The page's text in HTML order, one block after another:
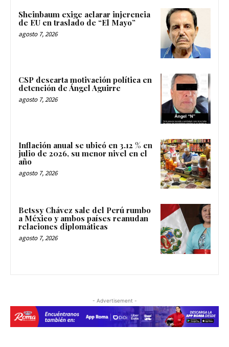
Sheinbaum exige aclarar injerencia
de EU en traslado de “El Mayo”
agosto 7, 2026
CSP descarta motivación política en
detención de Ángel Aguirre
agosto 7, 2026
Inflación anual se ubicó en 3.12 % en
julio de 2026, su menor nivel en el
año
agosto 7, 2026
Betssy Chávez sale del Perú rumbo
a México y ambos países reanudan
relaciones diplomáticas
agosto 7, 2026
- Advertisement -